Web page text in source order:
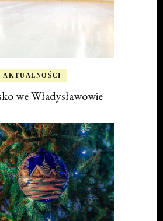
AKTUALNOŚCI
we Władysławowie